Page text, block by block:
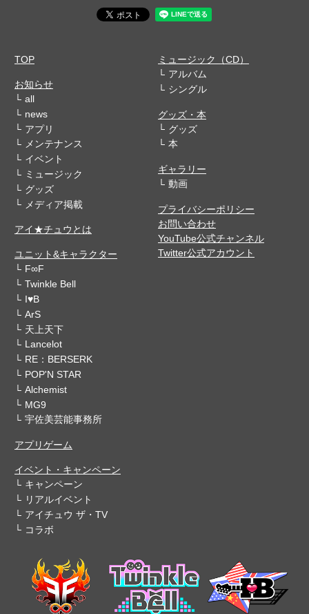
TOP
お知らせ
all
news
アプリ
メンテナンス
イベント
ミュージック
グッズ
メディア掲載
アイ★チュウとは
ユニット&キャラクター
F∞F
Twinkle Bell
I♥B
ArS
天上天下
Lancelot
RE：BERSERK
POP'N STAR
Alchemist
MG9
宇佐美芸能事務所
アプリゲーム
イベント・キャンペーン
キャンペーン
リアルイベント
アイチュウ ザ・TV
コラボ
ミュージック（CD）
アルバム
シングル
グッズ・本
グッズ
本
ギャラリー
動画
プライバシーポリシー
お問い合わせ
YouTube公式チャンネル
Twitter公式アカウント